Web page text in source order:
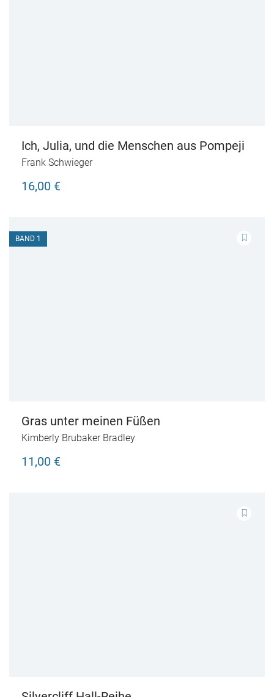
Ich, Julia, und die Menschen aus Pompeji
Frank Schwieger
16,00 €
BAND 1
Gras unter meinen Füßen
Kimberly Brubaker Bradley
11,00 €